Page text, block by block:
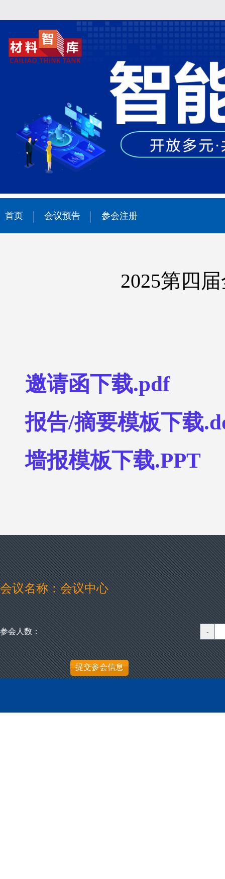
首页 会议预告 参会注册
2025第四
邀请函下载.pdf
报告/摘要模板下载
墙报模板下载.PPT
会议名称：会议中心
参会人数：